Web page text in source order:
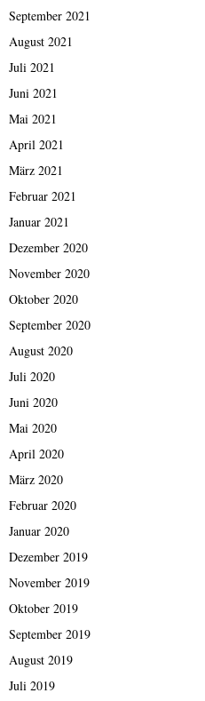
September 2021
August 2021
Juli 2021
Juni 2021
Mai 2021
April 2021
März 2021
Februar 2021
Januar 2021
Dezember 2020
November 2020
Oktober 2020
September 2020
August 2020
Juli 2020
Juni 2020
Mai 2020
April 2020
März 2020
Februar 2020
Januar 2020
Dezember 2019
November 2019
Oktober 2019
September 2019
August 2019
Juli 2019